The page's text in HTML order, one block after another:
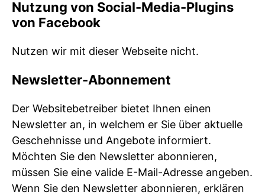
Nutzung von Social-Media-Plugins
von Facebook
Nutzen wir mit dieser Webseite nicht.
Newsletter-Abonnement
Der Websitebetreiber bietet Ihnen einen
Newsletter an, in welchem er Sie über aktuelle
Geschehnisse und Angebote informiert.
Möchten Sie den Newsletter abonnieren,
müssen Sie eine valide E-Mail-Adresse angeben.
Wenn Sie den Newsletter abonnieren, erklären